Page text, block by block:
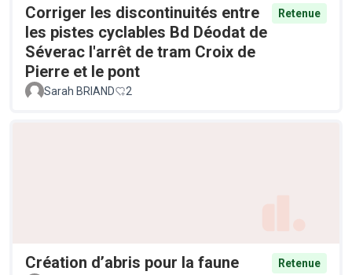
Corriger les discontinuités entre
les pistes cyclables Bd Déodat de
Séverac l'arrêt de tram Croix de
Pierre et le pont
Retenue
Sarah BRIAND 2
Création d’abris pour la faune
Retenue